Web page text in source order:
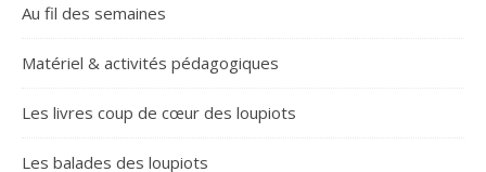
Au fil des semaines
Matériel & activités pédagogiques
Les livres coup de cœur des loupiots
Les balades des loupiots